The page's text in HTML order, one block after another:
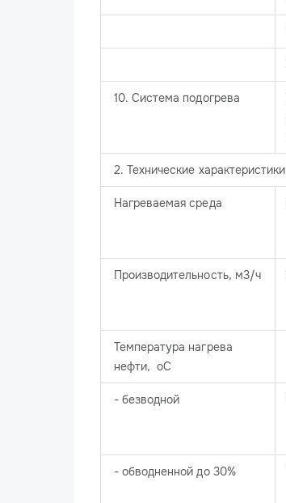
10. Система подогрева
2. Технические характеристики
Нагреваемая среда
Производительность, м3/ч
Температура нагрева
нефти, оС
- безводной
- обводненной до 30%